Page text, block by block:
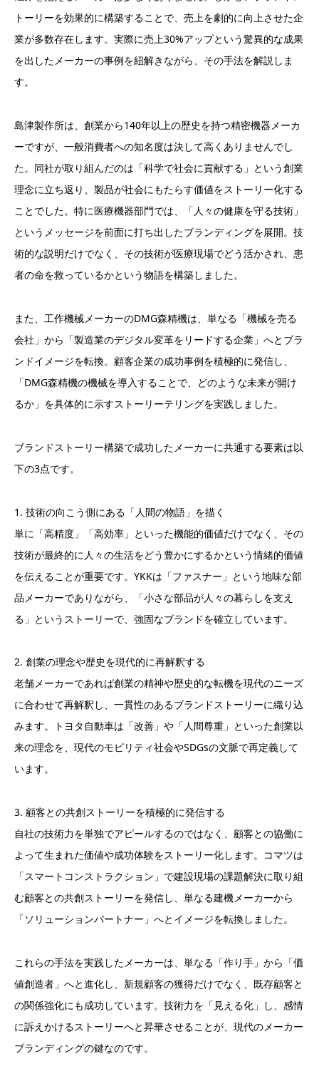
トーリーを効果的に構築することで、売上を劇的に向上させた企
業が多数存在します。実際に売上30%アップという驚異的な成果
を出したメーカーの事例を紐解きながら、その手法を解説しま
す。
島津製作所は、創業から140年以上の歴史を持つ精密機器メーカ
ーですが、一般消費者への知名度は決して高くありませんでし
た。同社が取り組んだのは「科学で社会に貢献する」という創業
理念に立ち返り、製品が社会にもたらす価値をストーリー化する
ことでした。特に医療機器部門では、「人々の健康を守る技術」
というメッセージを前面に打ち出したブランディングを展開。技
術的な説明だけでなく、その技術が医療現場でどう活かされ、患
者の命を救っているかという物語を構築しました。
また、工作機械メーカーのDMG森精機は、単なる「機械を売る
会社」から「製造業のデジタル変革をリードする企業」へとブラ
ンドイメージを転換。顧客企業の成功事例を積極的に発信し、
「DMG森精機の機械を導入することで、どのような未来が開け
るか」を具体的に示すストーリーテリングを実践しました。
ブランドストーリー構築で成功したメーカーに共通する要素は以
下の3点です。
1. 技術の向こう側にある「人間の物語」を描く
単に「高精度」「高効率」といった機能的価値だけでなく、その
技術が最終的に人々の生活をどう豊かにするかという情緒的価値
を伝えることが重要です。YKKは「ファスナー」という地味な部
品メーカーでありながら、「小さな部品が人々の暮らしを支え
る」というストーリーで、強固なブランドを確立しています。
2. 創業の理念や歴史を現代的に再解釈する
老舗メーカーであれば創業の精神や歴史的な転機を現代のニーズ
に合わせて再解釈し、一貫性のあるブランドストーリーに織り込
みます。トヨタ自動車は「改善」や「人間尊重」といった創業以
来の理念を、現代のモビリティ社会やSDGsの文脈で再定義して
います。
3. 顧客との共創ストーリーを積極的に発信する
自社の技術力を単独でアピールするのではなく、顧客との協働に
よって生まれた価値や成功体験をストーリー化します。コマツは
「スマートコンストラクション」で建設現場の課題解決に取り組
む顧客との共創ストーリーを発信し、単なる建機メーカーから
「ソリューションパートナー」へとイメージを転換しました。
これらの手法を実践したメーカーは、単なる「作り手」から「価
値創造者」へと進化し、新規顧客の獲得だけでなく、既存顧客と
の関係強化にも成功しています。技術力を「見える化」し、感情
に訴えかけるストーリーへと昇華させることが、現代のメーカー
ブランディングの鍵なのです。